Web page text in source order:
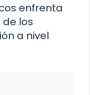
enfrenta
de los
a nivel